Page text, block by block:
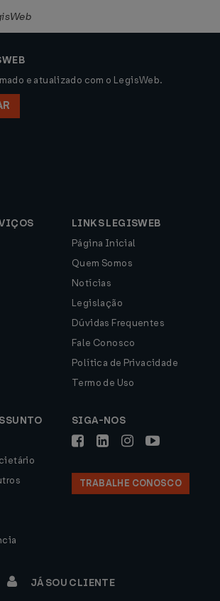
e atualizado com o LegisWeb.
LINKS LEGISWEB
Página Inicial
Quem Somos
Notícias
Legislação
Dúvidas Frequentes
Fale Conosco
Política de Privacidade
Termo de Uso
SIGA-NOS
TRABALHE CONOSCO
JÁ SOU CLIENTE